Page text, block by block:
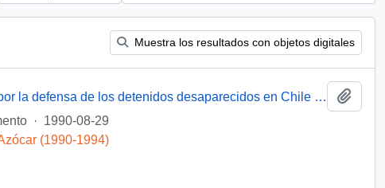
Muestra los resultados con objetos digitales
[Miembro de Amnistía Internacional por la defensa de los detenidos desaparecidos en Chile felicita por la creación de la Comisión de de Verdad y Reconciliación]
· 1990-08-29
(1990-1994)